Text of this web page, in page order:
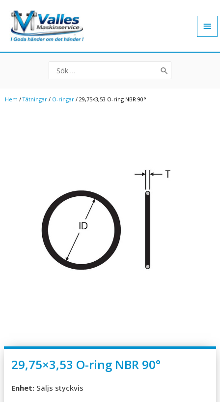
innehåll
Search
for:
Hem /Tätningar / O-ringar / 29,75×3,53 O-ring NBR 90°
29,75×3,53 O-ring NBR 90°
Enhet: Säljs styckvis